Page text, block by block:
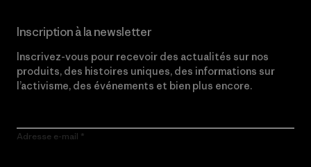
Inscription à la newsletter
Inscrivez-vous pour recevoir des actualités sur nos
produits, des histoires uniques, des informations sur
l’activisme, des événements et bien plus encore.
Adresse e-mail